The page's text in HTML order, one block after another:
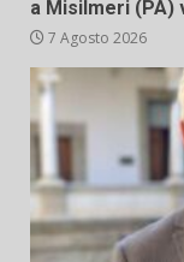
a Misilmeri (PA)
7 Agosto 2026